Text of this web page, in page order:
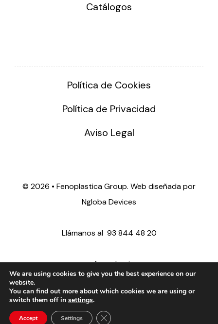
Catálogos
Política de Cookies
Política de Privacidad
Aviso Legal
© 2026 • Fenoplastica Group. Web diseñada por
Ngloba Devices
Llámanos al 93 844 48 20
ventas@fenoplastica.com
export@fenoplastica.com
We are using cookies to give you the best experience on our
website.
You can find out more about which cookies we are using or
switch them off in settings.
Accept Settings Close GDPR Cookie Banner